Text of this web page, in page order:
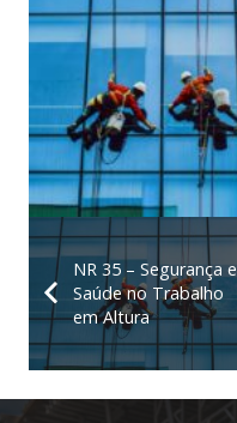
NR 35 – Segurança e
Saúde no Trabalho
em Altura